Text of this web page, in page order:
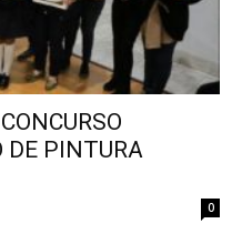
DE PINTURA
0